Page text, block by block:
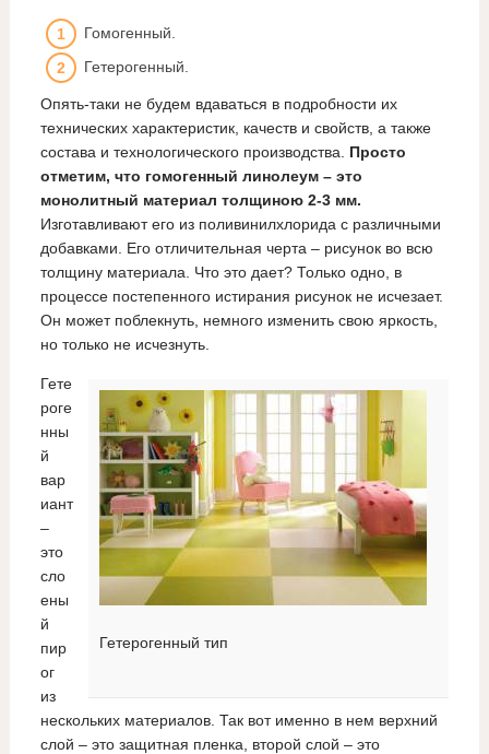
Гомогенный.
Гетерогенный.
Опять-таки не будем вдаваться в подробности их
технических характеристик, качеств и свойств, а также
состава и технологического производства. Просто
отметим, что гомогенный линолеум – это
монолитный материал толщиною 2-3 мм.
Изготавливают его из поливинилхлорида с различными
добавками. Его отличительная черта – рисунок во всю
толщину материала. Что это дает? Только одно, в
процессе постепенного истирания рисунок не исчезает.
Он может поблекнуть, немного изменить свою яркость,
но только не исчезнуть.
Гетерогенный тип
Гете
роге
нны
й
вар
иант
–
это
сло
ены
й
пир
ог
из
нескольких материалов. Так вот именно в нем верхний
слой – это защитная пленка, второй слой – это